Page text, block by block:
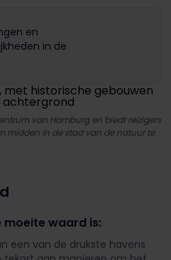
en
in de
van Hamburg en biedt reizigers
midden in de stad van de natuur te
moeite waard is:
een van de drukste havens